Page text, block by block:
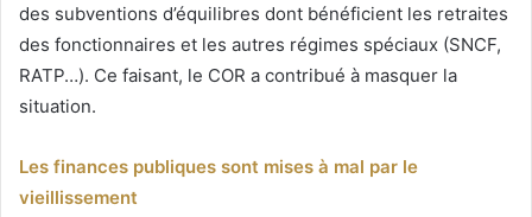
des subventions d’équilibres dont bénéficient les retraites
des fonctionnaires et les autres régimes spéciaux (SNCF,
RATP…). Ce faisant, le COR a contribué à masquer la
situation.
Les finances publiques sont mises à mal par le
vieillissement